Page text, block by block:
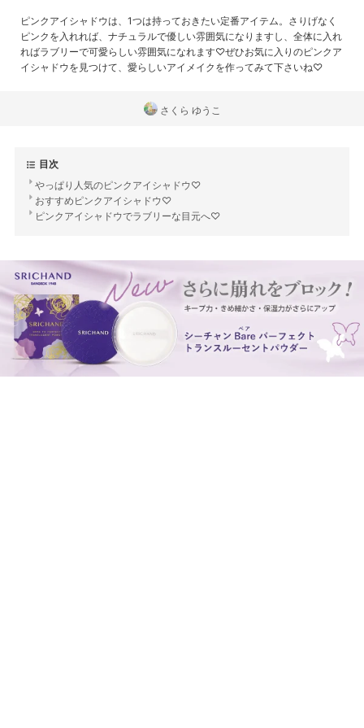
ピンクアイシャドウは、1つは持っておきたい定番アイテム。さりげなく
ピンクを入れれば、ナチュラルで優しい雰囲気になりますし、全体に入れ
ればラブリーで可愛らしい雰囲気になれます♡ぜひお気に入りのピンクア
イシャドウを見つけて、愛らしいアイメイクを作ってみて下さいね♡
さくら ゆうこ
目次
やっぱり人気のピンクアイシャドウ♡
おすすめピンクアイシャドウ♡
ピンクアイシャドウでラブリーな目元へ♡